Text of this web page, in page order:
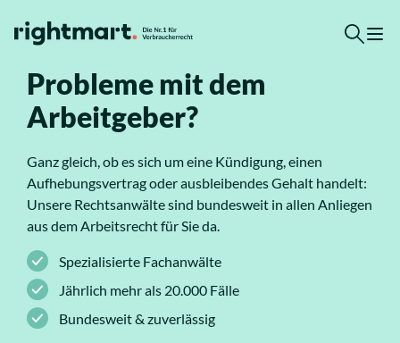
Arbeitsrecht
Ausländerrecht
Verkehrsrecht
Kostenlose Erstberatung erhalten
Probleme mit dem
Arbeitgeber?
Ganz gleich, ob es sich um eine Kündigung, einen
Aufhebungsvertrag oder ausbleibendes Gehalt handelt:
Unsere Rechtsanwälte sind bundesweit in allen Anliegen
aus dem Arbeitsrecht für Sie da.
Spezialisierte Fachanwälte
Jährlich mehr als 20.000 Fälle
Bundesweit & zuverlässig